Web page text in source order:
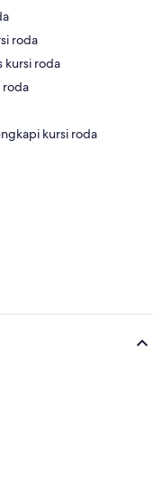
roda
kursi roda
roda
kursi roda